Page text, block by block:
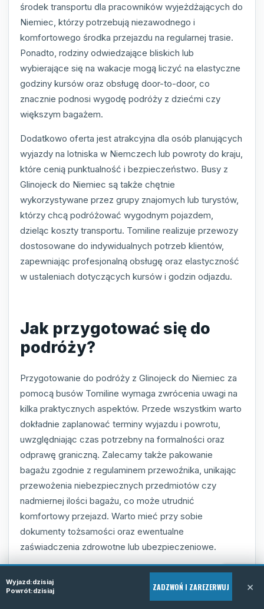
środek transportu dla pracowników wyjeżdżających do
Niemiec, którzy potrzebują niezawodnego i
komfortowego środka przejazdu na regularnej trasie.
Ponadto, rodziny odwiedzające bliskich lub
wybierające się na wakacje mogą liczyć na elastyczne
godziny kursów oraz obsługę door-to-door, co
znacznie podnosi wygodę podróży z dziećmi czy
większym bagażem.
Dodatkowo oferta jest atrakcyjna dla osób planujących
wyjazdy na lotniska w Niemczech lub powroty do kraju,
które cenią punktualność i bezpieczeństwo. Busy z
Glinojeck do Niemiec są także chętnie
wykorzystywane przez grupy znajomych lub turystów,
którzy chcą podróżować wygodnym pojazdem,
dzieląc koszty transportu. Tomiline realizuje przewozy
dostosowane do indywidualnych potrzeb klientów,
zapewniając profesjonalną obsługę oraz elastyczność
w ustaleniach dotyczących kursów i godzin odjazdu.
Jak przygotować się do
podróży?
Przygotowanie do podróży z Glinojeck do Niemiec za
pomocą busów Tomiline wymaga zwrócenia uwagi na
kilka praktycznych aspektów. Przede wszystkim warto
dokładnie zaplanować terminy wyjazdu i powrotu,
uwzględniając czas potrzebny na formalności oraz
odprawę graniczną. Zalecamy także pakowanie
bagażu zgodnie z regulaminem przewoźnika, unikając
przewożenia niebezpiecznych przedmiotów czy
nadmiernej ilości bagażu, co może utrudnić
komfortowy przejazd. Warto mieć przy sobie
dokumenty tożsamości oraz ewentualne
zaświadczenia zdrowotne lub ubezpieczeniowe.
Dobrze jest również zapoznać się z aktualnym
rozkładem jazdy oraz potwierdzić swoją rezerwację
+48 531 982 982,
Wyjazd:dzisiaj
Powrót:dzisiaj ZADZWOŃ I ZAREZERWUJ ×